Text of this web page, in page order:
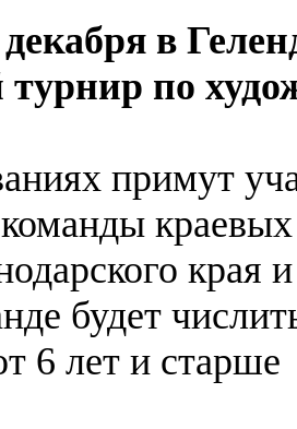
в
по
примут
края
будет
6 лет и старше